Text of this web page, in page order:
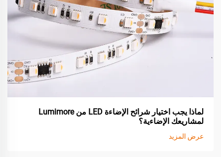
لماذا يجب اختيار شرائح الإضاءة LED من Lumimore
لمشاريعك الإضاءية؟
عرض المزيد